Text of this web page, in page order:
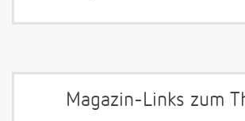
Magazin-Links zum